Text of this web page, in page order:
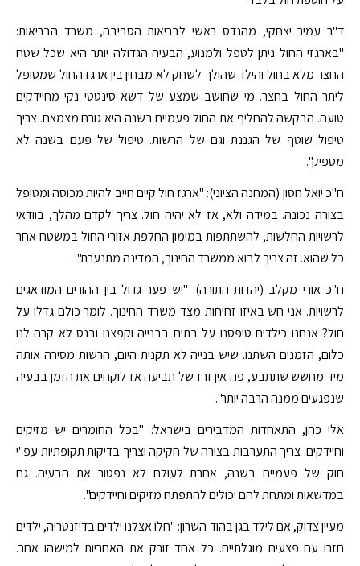
ד"ר עמיר יצחקי, מהנדס ראשי לבריאות הסביבה, משרד הבריאות:
"בארגזי החול ניתן לטפל ולמנוע, הבעיה הגדולה יותר היא שכל שטח
החצר מלא בחול והילד שהולך לשחק לא מבחין בין ארגז החול שמטופל
ליתר החול בחצר. מי שחושב שמצע של דשא סינטטי נקי מחיידקים
טועה. הבקשה להחליף את החול פעמיים בשנה היא גורם מצמצם. צריך
טיפול שוטף של הגננת וגם של הרשות. טיפול של פעם בשנה לא
מספיק".
ח"כ יואל חסון (המחנה הציוני): "ארגז חול קיים חייב להיות מכוסה ומטופל
בצורה נכונה. במידה ולא, אז לא יהיה חול. צריך לקדם מהלך, בוודאי
לרשויות החלשות, להשתתפות במימון החלפת אזורי החול במשטח אחר
כל שהוא. זה צריך לבוא ממשרד החינוך, המדינה מתנערת".
ח"כ אורי מקלב (יהדות התורה): "יש פער גדול בין ההורים המודאגים
לרשויות. אני חש באיזו זחיחות מצד משרד החינוך. לומר כולם גדלו על
חול? אנחנו כילדים טיפסנו על בתים בבנייה וקפצנו ובנס לא קרה לנו
כלום, הזמנים השתנו. שיש בנייה לא תקנית היום, הרשות מסירה אותה
מיד מחשש שתתבע, פה אין זרז של תביעה אז לוקחים את הזמן בבעיה
שנפגעים ממנה הרבה יותר".
אלי כהן, התאחדות המדבירים בישראל: "בכל החומרים יש מזיקים
וחיידקים. צריך התערבות בצורה של חקיקה וצריך בדיקות תקופתיות עפ"י
חוק של פעמיים בשנה, אחרת לעולם לא נפטור את הבעיה. גם
במדשאות ומתחת להם יכולים להתפתח מזיקים וחיידקים".
מעיין צדוק, אם לילד בגן בהוד השרון: "חלו אצלנו ילדים בדיזנטריה, ילדים
חזרו עם פצעים מוגלתיים. כל אחד זורק את האחריות למישהו אחר.